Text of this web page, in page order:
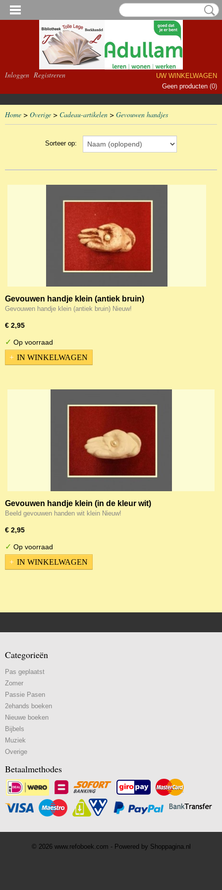
Inloggen Registreren
UW WINKELWAGEN
Geen producten (0)
Home > Overige > Cadeau-artikelen > Gevouwen handjes
Sorteer op:
Gevouwen handje klein (antiek bruin)
Gevouwen handje klein (antiek bruin) Nieuw!
€ 2,95
✓ Op voorraad
IN WINKELWAGEN
Gevouwen handje klein (in de kleur wit)
Beeld gevouwen handen wit klein Nieuw!
€ 2,95
✓ Op voorraad
IN WINKELWAGEN
Categorieën
Pas geplaatst
Zomer
Passie Pasen
2ehands boeken
Nieuwe boeken
Bijbels
Muziek
Overige
Betaalmethodes
© 2026 www.refoboek.com - Powered by Shoppagina.nl